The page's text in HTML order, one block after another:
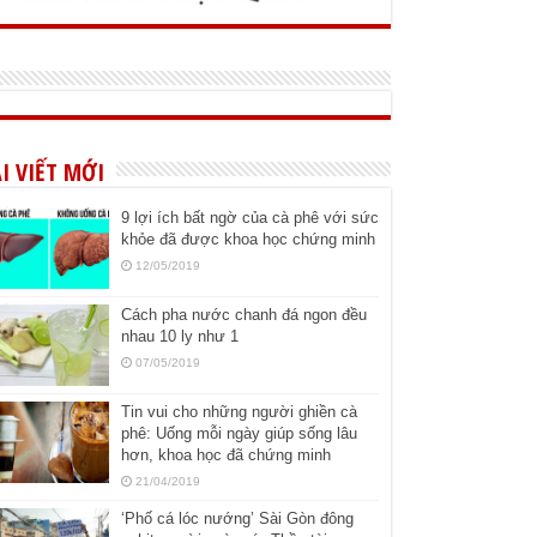
VIẾT MỚI
9 lợi ích bất ngờ của cà phê với sức
khỏe đã được khoa học chứng minh
12/05/2019
Cách pha nước chanh đá ngon đều
nhau 10 ly như 1
07/05/2019
Tin vui cho những người ghiền cà
phê: Uống mỗi ngày giúp sống lâu
hơn, khoa học đã chứng minh
21/04/2019
‘Phố cá lóc nướng’ Sài Gòn đông